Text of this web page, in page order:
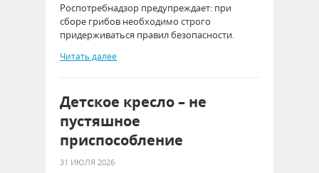
Роспотребнадзор предупреждает: при
сборе грибов необходимо строго
придерживаться правил безопасности.
Читать далее
Детское кресло – не
пустяшное
приспособление
31 ИЮЛЯ 2026